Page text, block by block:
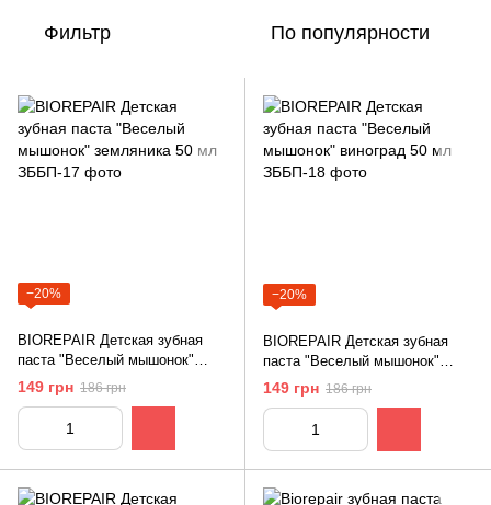
Фильтр По популярности
−20%
BIOREPAIR Детская зубная
паста "Веселый мышонок"
земляника 50 мл
149 грн 186 грн
−20%
BIOREPAIR Детская зубная
паста "Веселый мышонок"
виноград 50 мл
149 грн 186 грн